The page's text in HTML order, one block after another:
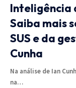
Inteligência
Saiba mais
SUS e da
Cunha
Na análise de Ian
na…